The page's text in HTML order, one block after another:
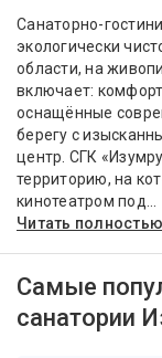
Санаторно-
экологически
области, на
включает:
оснащённые
берегу с
центр. СГК
территорию, на
кинотеатром под...
Читать полностью
Самые
санатории